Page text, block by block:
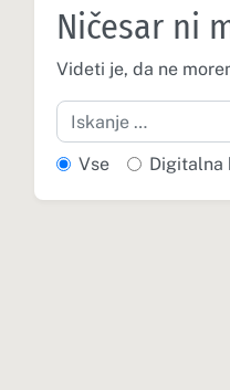
Ničesar ni
Videti je, da ne
Iskanje
Vse Digitalna